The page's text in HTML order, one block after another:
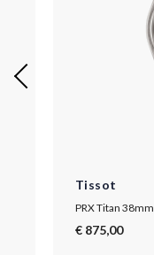
Tissot
PRX Titan 38mm
€ 875,00